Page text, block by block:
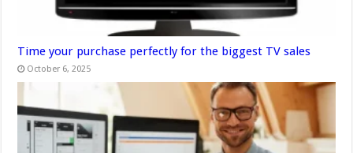
Time your purchase perfectly for the biggest TV sales
October 6, 2025